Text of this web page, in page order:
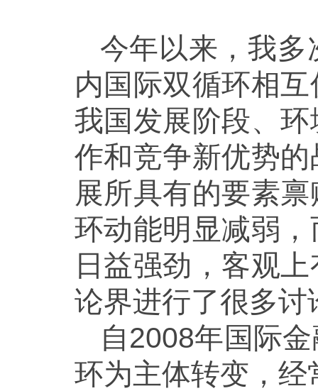
今年以来，我
内国际双循环相
我国发展阶段、
作和竞争新优势
展所具有的要素
环动能明显减弱
日益强劲，客观
论界进行了很多
自2008年国际
环为主体转变，